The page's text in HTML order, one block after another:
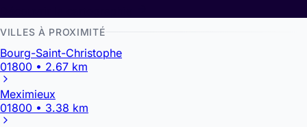
VILLES À PROXIMITÉ
Bourg-Saint-Christophe
01800 • 2.67 km
Meximieux
01800 • 3.38 km